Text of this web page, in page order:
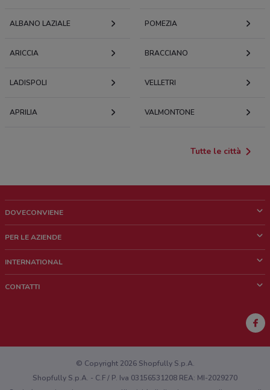
ALBANO LAZIALE POMEZIA
ARICCIA BRACCIANO
LADISPOLI VELLETRI
APRILIA VALMONTONE
Tutte le città
DOVECONVIENE
Chi siamo
Lavora con noi
PER LE AZIENDE
Richieste commerciali e marketing
INTERNATIONAL
CONTATTI
Hai un malfunzionamento sul web o sull'app?
© Copyright 2026 Shopfully S.p.A.
Shopfully S.p.A. - C.F / P. Iva 03156531208 REA: MI-2029270